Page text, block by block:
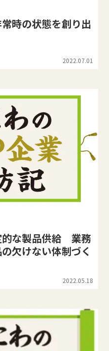
常時の状態を創り出
2022.07.01
的な製品供給 業務
欠けない体制づく
2022.05.18